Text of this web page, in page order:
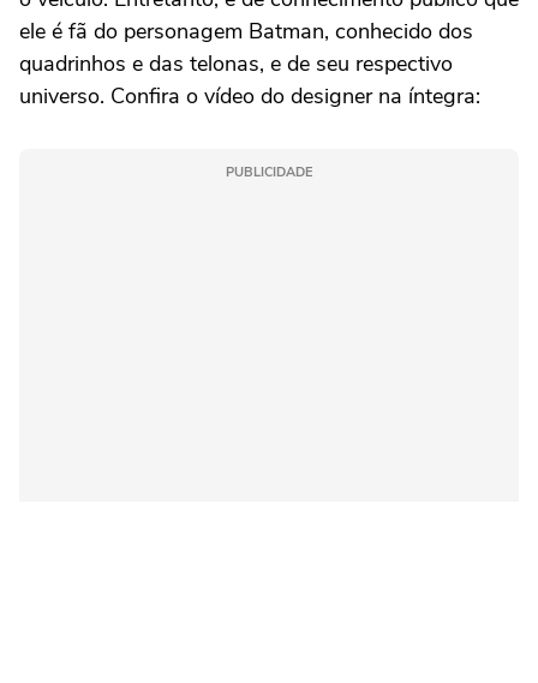
ele é fã do personagem Batman, conhecido dos
quadrinhos e das telonas, e de seu respectivo
universo. Confira o vídeo do designer na íntegra:
PUBLICIDADE